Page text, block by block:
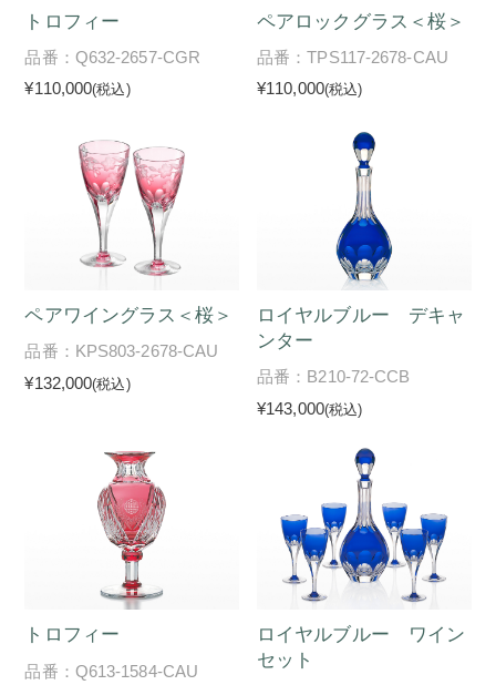
トロフィー
品番：Q632-2657-CGR
¥110,000(税込)
ペアロックグラス＜桜＞
品番：TPS117-2678-CAU
¥110,000(税込)
ペアワイングラス＜桜＞
品番：KPS803-2678-CAU
¥132,000(税込)
ロイヤルブルー デキャ
ンター
品番：B210-72-CCB
¥143,000(税込)
トロフィー
品番：Q613-1584-CAU
ロイヤルブルー ワイン
セット